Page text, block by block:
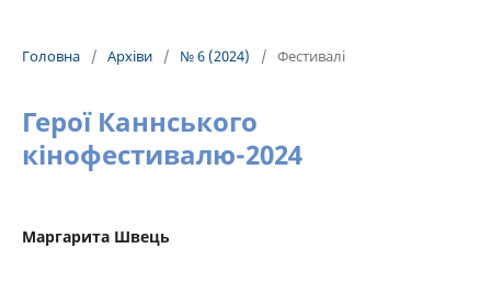
Головна / Архіви / № 6 (2024) / Фестивалі
Герої Каннського
кінофестивалю-2024
Маргарита Швець